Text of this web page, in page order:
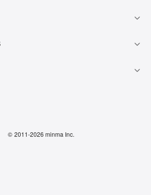
© 2011-2026 minma Inc.